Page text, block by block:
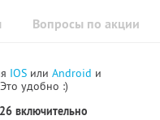
Вопросы по акции
IOS или Android и
удобно :)
включительно